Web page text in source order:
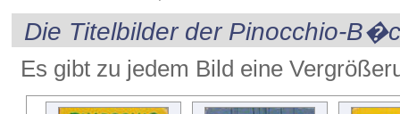
Die Titelbilder der Pinocchio-
Es gibt zu jedem Bild eine